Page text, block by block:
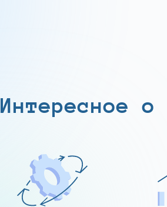
Интересное о